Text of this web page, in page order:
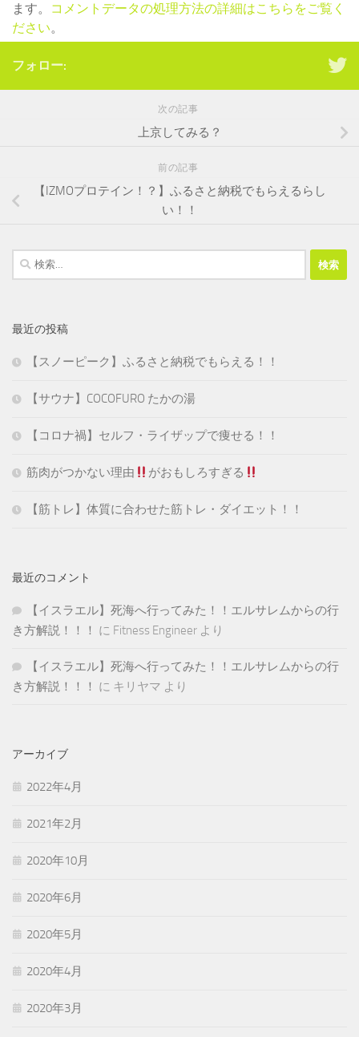
ます。
コメントデータの処理方法の詳細はこちらをご覧く
ださい。
フォロー:
次の記事
上京してみる？
前の記事
【IZMOプロテイン！？】ふるさと納税でもらえるらし
い！！
検
索:
最近の投稿
【スノーピーク】ふるさと納税でもらえる！！
【サウナ】COCOFURO たかの湯
【コロナ禍】セルフ・ライザップで痩せる！！
筋肉がつかない理由 がおもしろすぎる
【筋トレ】体質に合わせた筋トレ・ダイエット！！
最近のコメント
【イスラエル】死海へ行ってみた！！エルサレムからの行
き方解説！！！ に Fitness Engineer より
【イスラエル】死海へ行ってみた！！エルサレムからの行
き方解説！！！ に キリヤマ より
アーカイブ
2022年4月
2021年2月
2020年10月
2020年6月
2020年5月
2020年4月
2020年3月